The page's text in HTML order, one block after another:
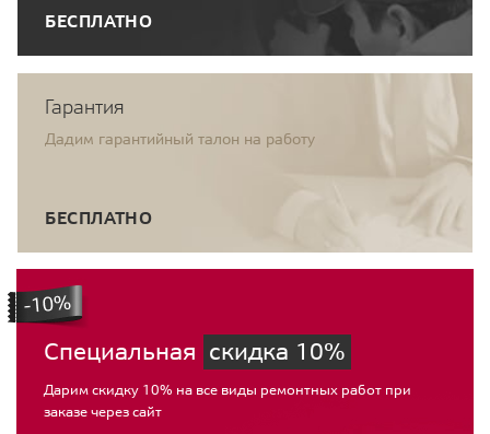
БЕСПЛАТНО
Гарантия
Дадим гарантийный талон на работу
БЕСПЛАТНО
Специальная скидка 10%
Дарим скидку 10% на все виды ремонтных работ при
заказе через сайт